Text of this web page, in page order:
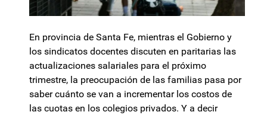
En provincia de Santa Fe, mientras el Gobierno y
los sindicatos docentes discuten en paritarias las
actualizaciones salariales para el próximo
trimestre, la preocupación de las familias pasa por
saber cuánto se van a incrementar los costos de
las cuotas en los colegios privados. Y a decir